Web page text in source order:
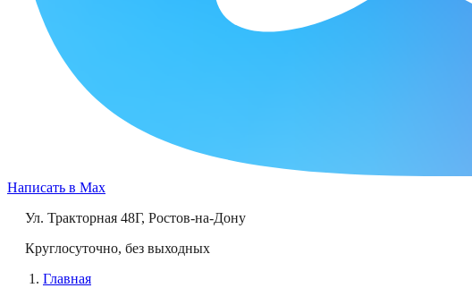
Написать в Max
Ул. Тракторная 48Г, Ростов-на-Дону
Круглосуточно, без выходных
Главная